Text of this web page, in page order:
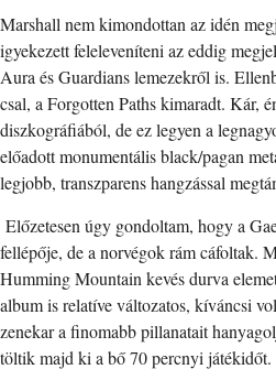
Marshall nem kimondottan az idén
igyekezett feleleveníteni az eddig
Aura és Guardians lemezekről is.
csal, a Forgotten Paths kimaradt. Kár,
diszkográfiából, de ez legyen a
előadott monumentális black/pagan
legjobb, transzparens hangzással
Előzetesen úgy gondoltam, hogy a
fellépője, de a norvégok rám cáfoltak.
Humming Mountain kevés durva
album is relatíve változatos, kíváncsi
zenekar a finomabb pillanatait
töltik majd ki a bő 70 percnyi játékidőt.